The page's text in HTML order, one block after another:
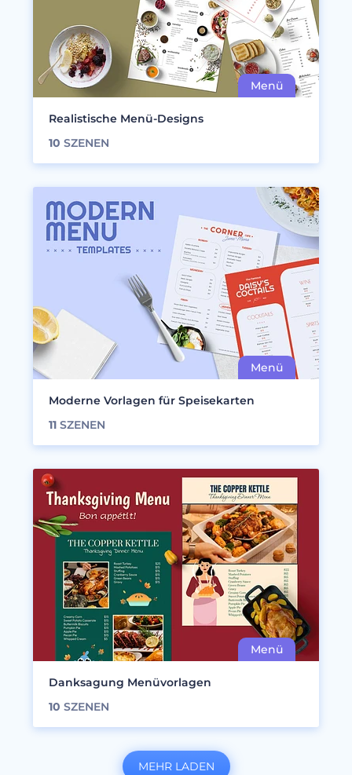
Realistische Menü-Designs
10 SZENEN
Moderne Vorlagen für Speisekarten
11 SZENEN
Danksagung Menüvorlagen
10 SZENEN
MEHR LADEN